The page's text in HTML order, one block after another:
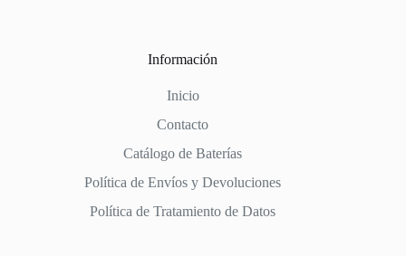
Información
Inicio
Contacto
Catálogo de Baterías
Política de Envíos y Devoluciones
Política de Tratamiento de Datos